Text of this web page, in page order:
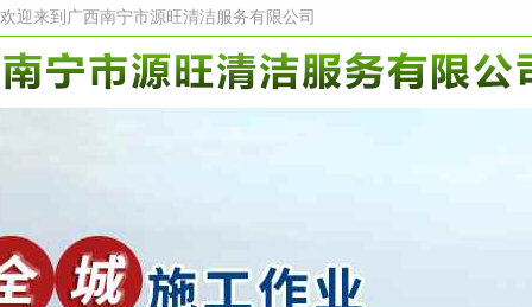
欢迎来到广西南宁市源旺清洁服务有限公司